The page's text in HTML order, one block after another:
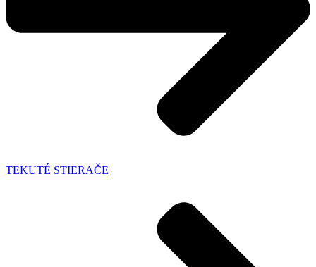
TEKUTÉ STIERAČE